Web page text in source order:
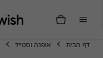
דף הבית אופנה וסטייל